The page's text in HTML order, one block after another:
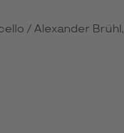
/ Alexander Brühl,